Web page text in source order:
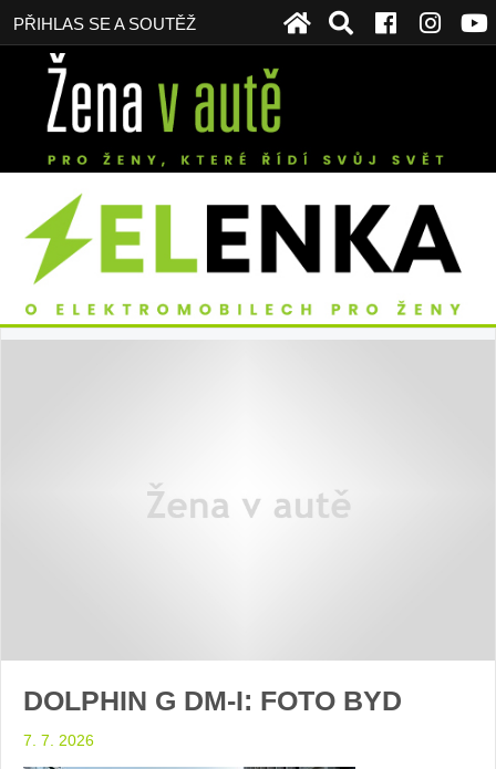
PŘIHLAS SE A SOUTĚŽ
DOLPHIN G DM-I: FOTO BYD
7. 7. 2026